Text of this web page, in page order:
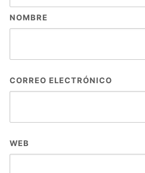
NOMBRE
CORREO ELECTRÓNICO
WEB